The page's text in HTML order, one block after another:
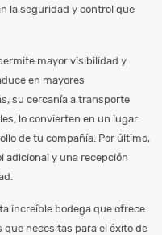
la seguridad y control que
mayor visibilidad y
en mayores
su cercanía a transporte
lo convierten en un lugar
de tu compañía. Por último,
adicional y una recepción
increíble bodega que ofrece
necesitas para el éxito de